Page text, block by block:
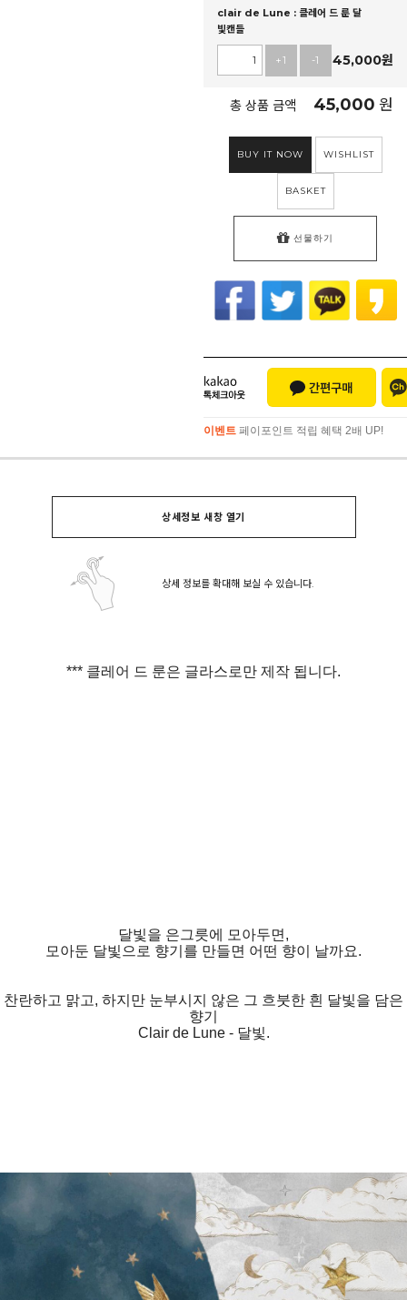
clair de Lune : 클레어 드 룬 달
빛캔들
+1 -1 45,000원
총 상품 금액 45,000 원
BUY IT NOW WISHLIST
BASKET
선물하기
이벤트 페이포인트 적립 혜택 2배 UP!
이벤트페이포인트 적립 혜택 2배 UP!
상세정보 새창 열기
상세 정보를 확대해 보실 수 있습니다.
*** 클레어 드 룬은 글라스로만 제작 됩니다.
달빛을 은그릇에 모아두면,
모아둔 달빛으로 향기를 만들면 어떤 향이 날까요.
찬란하고 맑고, 하지만 눈부시지 않은 그 흐붓한 흰 달빛을 담은
향기
Clair de Lune - 달빛.